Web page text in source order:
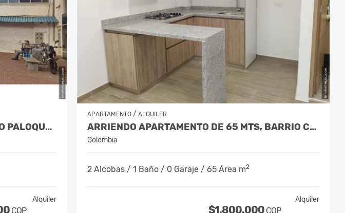
ARRIENDO LOCAL DE 800 MTS, BARRIO PALOQUEMADO
Alquiler
COP
APARTAMENTO / ALQUILER
ARRIENDO APARTAMENTO DE 65 MTS, BARRIO COSTA AZUL SUBA
Colombia
2 Alcobas / 1 Baño / 0 Garaje / 65 Área m2
Alquiler
$1.800.000 COP